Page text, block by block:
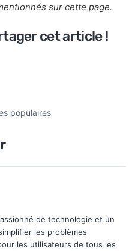
sur cette page.
cet article !
populaires
de technologie et un
les problèmes
les utilisateurs de tous les